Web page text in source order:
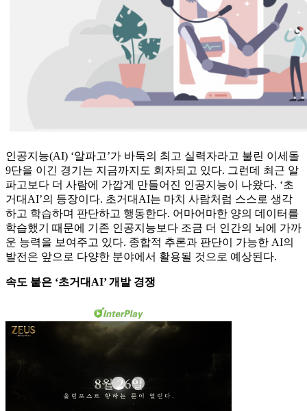
인공지능(AI) ‘알파고’가 바둑의 최고 실력자라고 불린 이세돌
9단을 이긴 경기는 지금까지도 회자되고 있다. 그런데 최근 알
파고보다 더 사람에 가깝게 만들어진 인공지능이 나왔다. ‘초
거대AI’의 등장이다. 초거대AI는 마치 사람처럼 스스로 생각
하고 학습하며 판단하고 행동한다. 어마어마한 양의 데이터를
학습했기 때문에 기존 인공지능보다 조금 더 인간의 뇌에 가까
운 능력을 보여주고 있다. 종합적 추론과 판단이 가능한 AI의
발전은 앞으로 다양한 분야에서 활용될 것으로 예상된다.
속도 붙은 ‘초거대AI’ 개발 경쟁